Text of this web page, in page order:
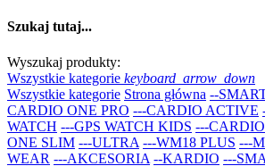
Szukaj tutaj...
Wyszukaj produkty:
Wszystkie kategorie keyboard_arrow_down
Wszystkie kategorie Strona główna --
CARDIO ONE PRO ---CARDIO ACTIVE
WATCH ---GPS WATCH KIDS ---
ONE SLIM ---ULTRA ---WM18 PLUS ---
WEAR ---AKCESORIA --KARDIO ---